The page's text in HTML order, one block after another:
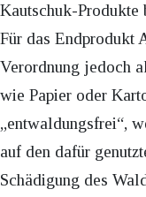
Kautschuk-Produkte
Für das Endprodukt
Verordnung jedoch
wie Papier oder
„entwaldungsfrei“,
auf den dafür
Schädigung des